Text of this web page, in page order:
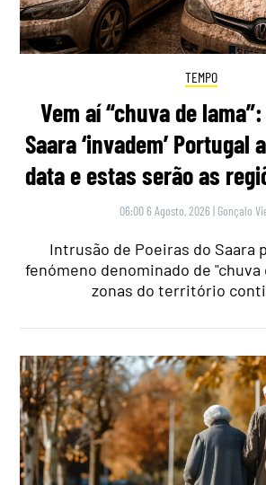
TEMPO
Vem aí “chuva de
Saara ‘invadem’ Portugal
data e estas serão as
06:00 6 Agosto, 2026 | Gonçalo
Intrusão de Poeiras do Saara
fenómeno denominado de "chuva
zonas do território